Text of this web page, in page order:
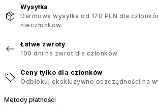
Wysyłka
Darmowa wysyłka od 170 PLN dla
nieczłonków.
Łatwe zwroty
100 dni na zwrot dla członków.
Ceny tylko dla członków
Odblokuj ekskluzywne oszczędności na
Metody płatności